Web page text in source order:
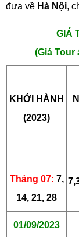
đưa về Hà Nội,
GIÁ
(Giá Tour
KHỞI HÀNH
(2023)
Tháng 07: 7,
14, 21, 28
01/09/2023